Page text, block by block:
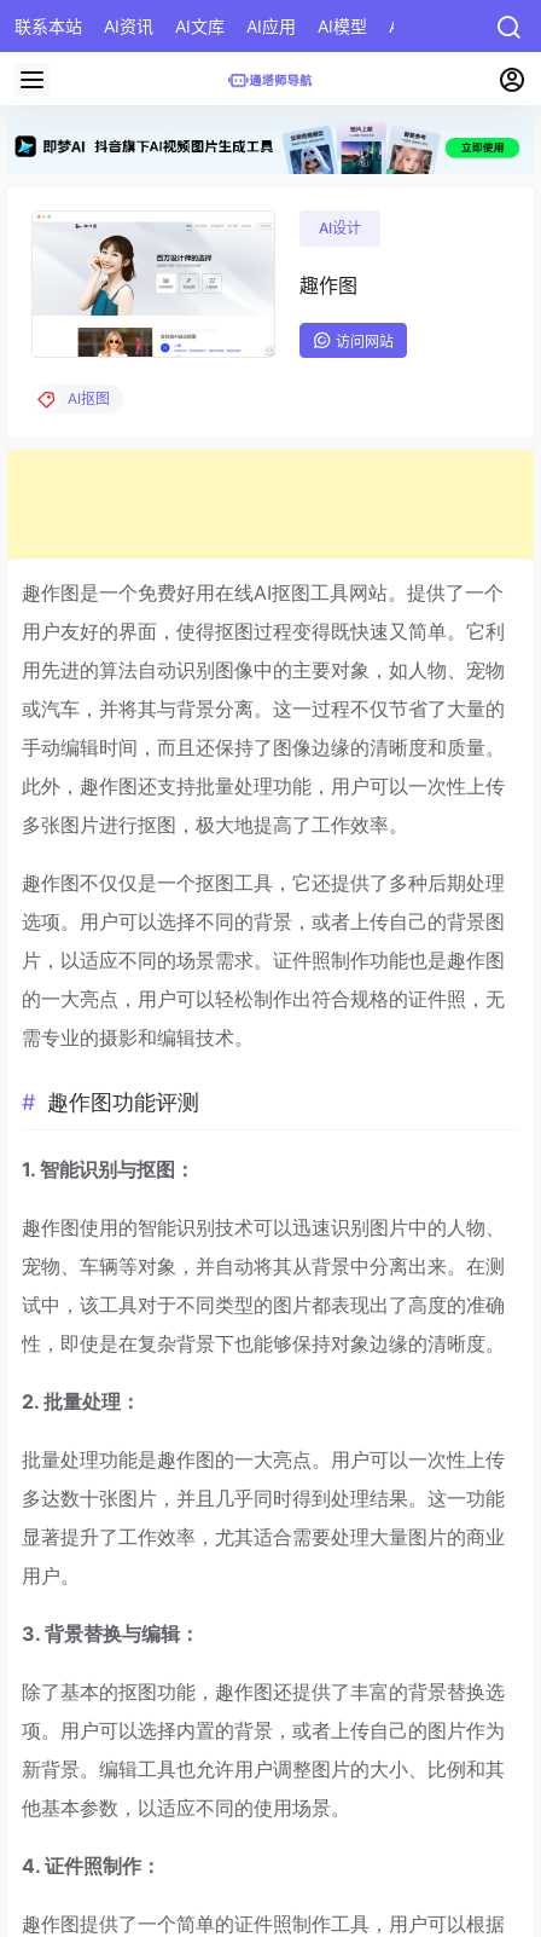
联系本站 AI资讯 AI文库 AI应用 AI模型 AI公司 AI提示词
AI设计
趣作图
访问网站
AI抠图
趣作图是一个免费好用在线AI抠图工具网站。提供了一个
用户友好的界面，使得抠图过程变得既快速又简单。它利
用先进的算法自动识别图像中的主要对象，如人物、宠物
或汽车，并将其与背景分离。这一过程不仅节省了大量的
手动编辑时间，而且还保持了图像边缘的清晰度和质量。
此外，趣作图还支持批量处理功能，用户可以一次性上传
多张图片进行抠图，极大地提高了工作效率。
趣作图不仅仅是一个抠图工具，它还提供了多种后期处理
选项。用户可以选择不同的背景，或者上传自己的背景图
片，以适应不同的场景需求。证件照制作功能也是趣作图
的一大亮点，用户可以轻松制作出符合规格的证件照，无
需专业的摄影和编辑技术。
趣作图功能评测
1. 智能识别与抠图：
趣作图使用的智能识别技术可以迅速识别图片中的人物、
宠物、车辆等对象，并自动将其从背景中分离出来。在测
试中，该工具对于不同类型的图片都表现出了高度的准确
性，即使是在复杂背景下也能够保持对象边缘的清晰度。
2. 批量处理：
批量处理功能是趣作图的一大亮点。用户可以一次性上传
多达数十张图片，并且几乎同时得到处理结果。这一功能
显著提升了工作效率，尤其适合需要处理大量图片的商业
用户。
3. 背景替换与编辑：
除了基本的抠图功能，趣作图还提供了丰富的背景替换选
项。用户可以选择内置的背景，或者上传自己的图片作为
新背景。编辑工具也允许用户调整图片的大小、比例和其
他基本参数，以适应不同的使用场景。
4. 证件照制作：
趣作图提供了一个简单的证件照制作工具，用户可以根据